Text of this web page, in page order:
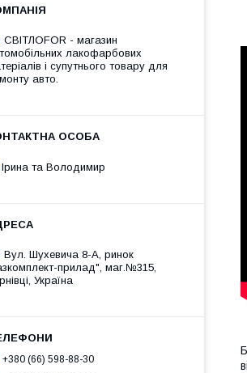
СВІТЛОFOR - магазин
лакофарбових
і супутнього товару для
авто.
Ірина та Володимир
Вул. Шухевича 8-А, ринок
прилад", маг.№315,
Україна
+380 (66) 598-88-30